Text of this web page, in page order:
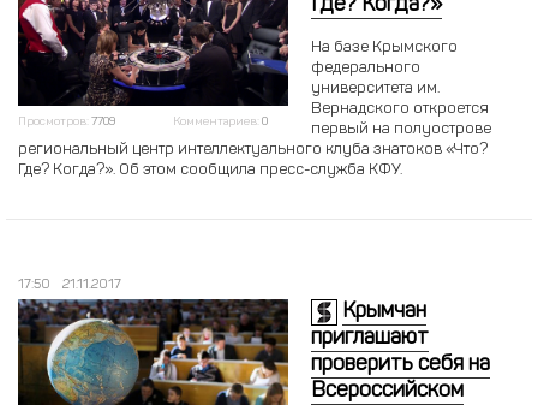
Просмотров: 7709 Комментариев: 0
Где? Когда?»
На базе Крымского
федерального
университета им.
Вернадского откроется
первый на полуострове
региональный центр интеллектуального клуба знатоков «Что?
Где? Когда?». Об этом сообщила пресс-служба КФУ.
17:50 21.11.2017
Крымчан
приглашают
проверить себя на
Всероссийском